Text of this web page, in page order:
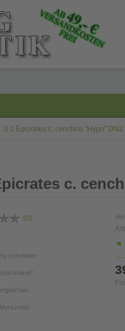
0.1 Epicrates c. cenchria "Hypo" DNZ
c.
(0)
schreiben
Artikel?